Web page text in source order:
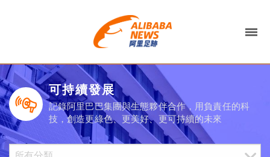
可持續發展
記錄阿里巴巴集團與生態夥伴合作，用負責任的科
技，創造更綠色、更美好、更可持續的未來